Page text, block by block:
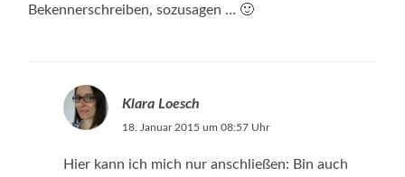
Bekennerschreiben, sozusagen … 🙂
Klara Loesch
18. Januar 2015 um 08:57 Uhr
Hier kann ich mich nur anschließen: Bin auch